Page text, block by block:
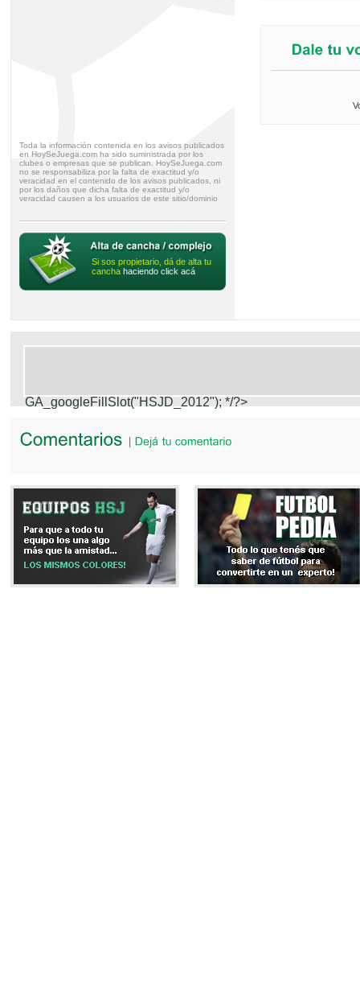
Toda la información contenida en los avisos publicados
en HoySeJuega.com ha sido suministrada por los
clubes o empresas que se publican. HoySeJuega.com
no se responsabiliza por la falta de exactitud y/o
veracidad en el contenido de los avisos publicados, ni
por los daños que dicha falta de exactitud y/o
veracidad causen a los usuarios de este sitio/dominio
Si sos propietario, dá de alta tu
cancha haciendo click acá
GA_googleFillSlot("HSJD_2012"); */?>